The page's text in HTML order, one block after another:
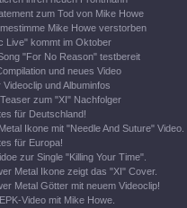
zum Tod von Mike Howe
Mike Howe verstorben
Live" kommt im Oktober
"For No Reason" testbereit
und neues Video
Videoclip und Albuminfos
zum "XI" Nachfolger
für Deutschland!
Ikone mit "Needle And Suture" Video.
für Europa!
zur Single "Killing Your Time".
Metal Ikone zeigt das "XI" Cover.
Metal Götter mit neuem Videoclip!
Video mit Mike Howe.